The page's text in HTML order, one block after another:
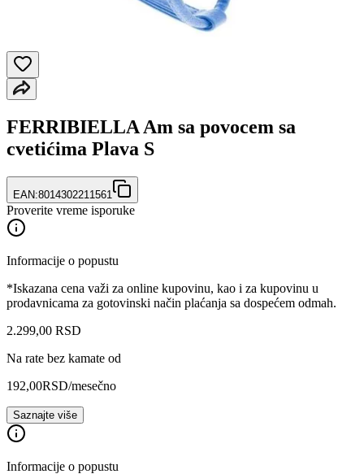
FERRIBIELLA Am sa povocem sa
cvetićima Plava S
EAN:8014302211561
Proverite vreme isporuke
Informacije o popustu
*Iskazana cena važi za online kupovinu, kao i za kupovinu u
prodavnicama za gotovinski način plaćanja sa dospećem odmah.
2.299,00 RSD
Na rate bez kamate od
192,00RSD/mesečno
Saznajte više
Informacije o popustu